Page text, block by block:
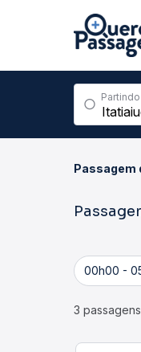
Passagem
00h00 -
3 passagens